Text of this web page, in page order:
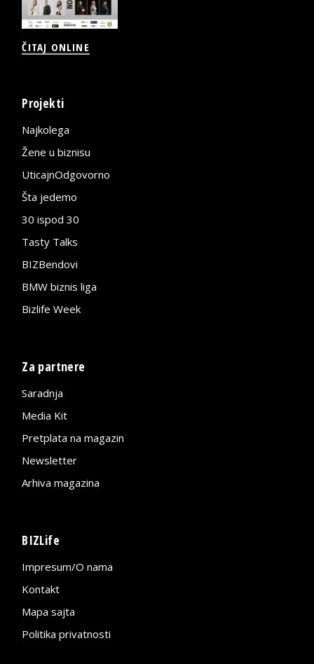
ČITAJ ONLINE
Projekti
Najkolega
Žene u biznisu
UticajnOdgovorno
Šta jedemo
30 ispod 30
Tasty Talks
BIZBendovi
BMW biznis liga
Bizlife Week
Za partnere
Saradnja
Media Kit
Pretplata na magazin
Newsletter
Arhiva magazina
BIZLife
Impresum/O nama
Kontakt
Mapa sajta
Politika privatnosti